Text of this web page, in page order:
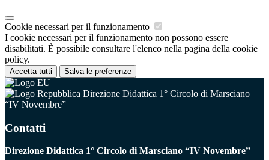
Cookie necessari per il funzionamento
I cookie necessari per il funzionamento non possono essere
disabilitati. È possibile consultare l'elenco nella pagina della cookie
policy.
Accetta tutti Salva le preferenze
Direzione Didattica 1° Circolo di Marsciano
“IV Novembre”
Contatti
Direzione Didattica 1° Circolo di Marsciano “IV Novembre”